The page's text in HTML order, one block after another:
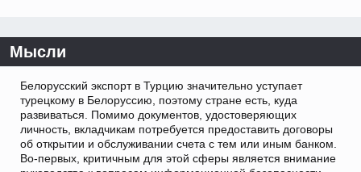
Мысли
Белорусский экспорт в Турцию значительно уступает
турецкому в Белоруссию, поэтому стране есть, куда
развиваться. Помимо документов, удостоверяющих
личность, вкладчикам потребуется предоставить договоры
об открытии и обслуживании счета с тем или иным банком.
Во-первых, критичным для этой сферы является внимание